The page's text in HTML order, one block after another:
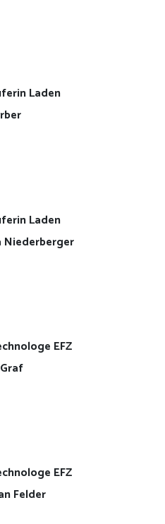
Laden
Laden
Niederberger
EFZ
EFZ
Felder